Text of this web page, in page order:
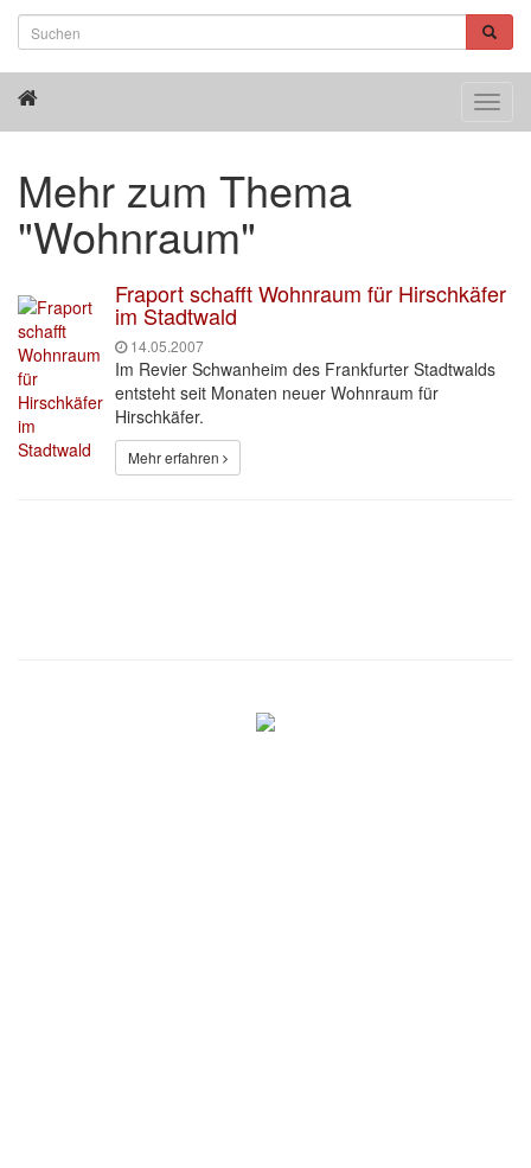
Mehr zum Thema
"Wohnraum"
Fraport schafft Wohnraum für Hirschkäfer
im Stadtwald
14.05.2007
Im Revier Schwanheim des Frankfurter Stadtwalds
entsteht seit Monaten neuer Wohnraum für
Hirschkäfer.
Mehr erfahren